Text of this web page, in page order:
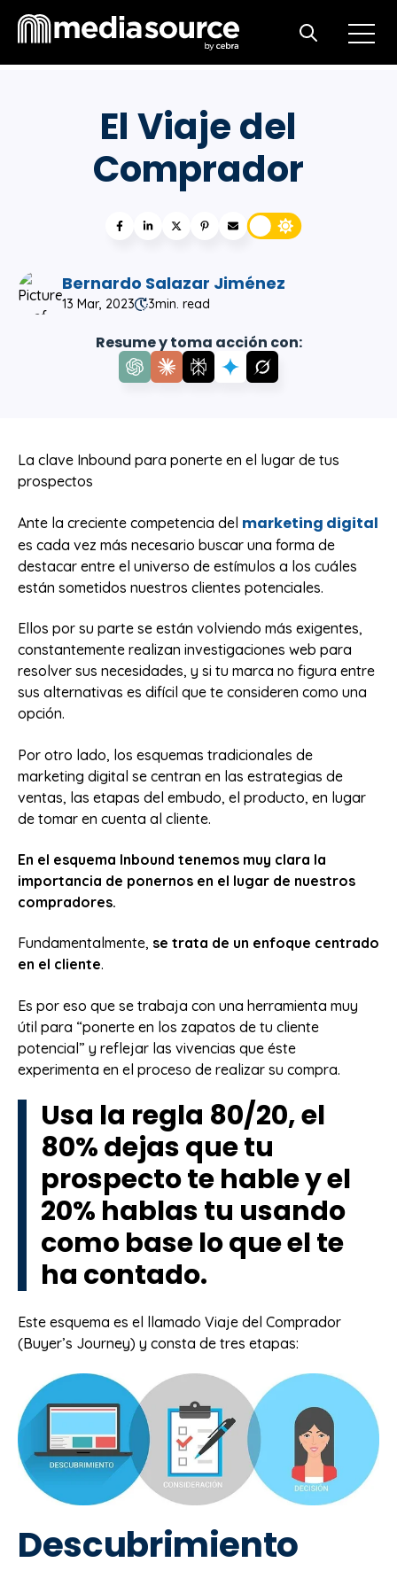
Open
Open search
El Viaje del
Comprador
Bernardo Salazar Jiménez
13 Mar, 2023 3min. read
Resume y toma acción con:
La clave Inbound para ponerte en el lugar de tus
prospectos
Ante la creciente competencia del marketing digital
es cada vez más necesario buscar una forma de
destacar entre el universo de estímulos a los cuáles
están sometidos nuestros clientes potenciales.
Ellos por su parte se están volviendo más exigentes,
constantemente realizan investigaciones web para
resolver sus necesidades, y si tu marca no figura entre
sus alternativas es difícil que te consideren como una
opción.
Por otro lado, los esquemas tradicionales de
marketing digital se centran en las estrategias de
ventas, las etapas del embudo, el producto, en lugar
de tomar en cuenta al cliente.
En el esquema Inbound tenemos muy clara la
importancia de ponernos en el lugar de nuestros
compradores.
Fundamentalmente, se trata de un enfoque centrado
en el cliente.
Es por eso que se trabaja con una herramienta muy
útil para “ponerte en los zapatos de tu cliente
potencial” y reflejar las vivencias que éste
experimenta en el proceso de realizar su compra.
Usa la regla 80/20, el
80% dejas que tu
prospecto te hable y el
20% hablas tu usando
como base lo que el te
ha contado.
Este esquema es el llamado Viaje del Comprador
(Buyer’s Journey) y consta de tres etapas:
Descubrimiento